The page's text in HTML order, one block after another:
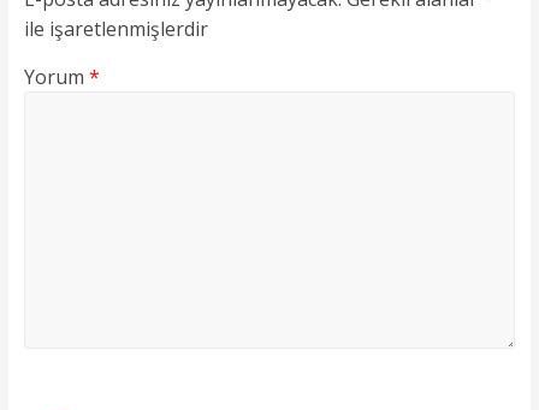
ile işaretlenmişlerdir
Yorum *